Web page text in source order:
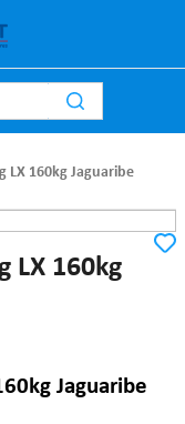
LX 160kg Jaguaribe
LX 160kg
Jaguaribe